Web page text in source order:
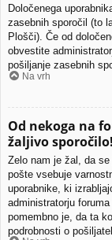
Določenega
zasebnih sporočil (to
Plošči). Če od
obvestite
pošiljanje zasebnih
Na vrh
Od nekoga na
žaljivo sporočilo!
Zelo nam je žal, da
pošte vsebuje
uporabnike, ki
administratorju
pomembno je, da ta
podrobnosti o